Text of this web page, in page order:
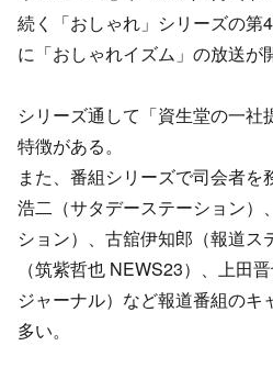
続く「おしゃれ」シリーズの第
に「おしゃれイズム」の放送が
シリーズ通して「資生堂の一社
特徴がある。
また、番組シリーズで司会者
浩二（サタデーステーション）
ション）、古舘伊知郎（報道ス
（筑紫哲也 NEWS23）、上田
ジャーナル）など報道番組の
多い。